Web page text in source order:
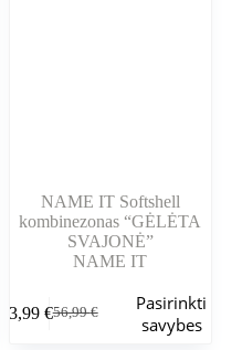
NAME IT Softshell
kombinezonas “GĖLĖTA
SVAJONĖ”
NAME IT
56,99€
Pradinė
43,99 €Dabartinė
Pasirinkti
savybes
produktas